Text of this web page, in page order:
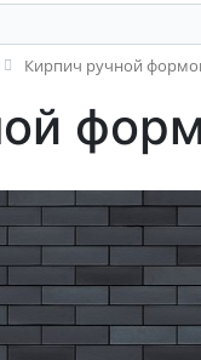
Кирпич ручной